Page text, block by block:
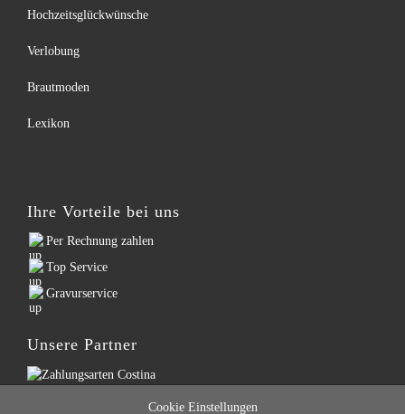
Hochzeitsglückwünsche
Verlobung
Brautmoden
Lexikon
Ihre Vorteile bei uns
Per Rechnung zahlen
Top Service
Gravurservice
Unsere Partner
Cookie Einstellungen